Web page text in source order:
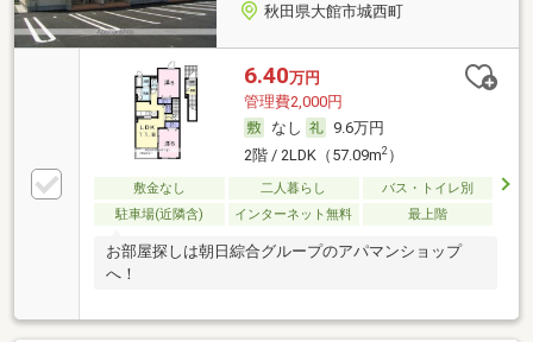
秋田県大館市城西町
6.40万円
管理費2,000円
なし
9.6万円
2階 / 2LDK（57.09m2）
敷金なし 二人暮らし
バス・トイレ別
駐車場(近隣含)
インターネット無料 最上階
お部屋探しは朝日綜合グループのアパマンショップ
へ！